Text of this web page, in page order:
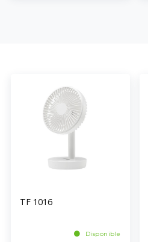
TF 1016
Disponible